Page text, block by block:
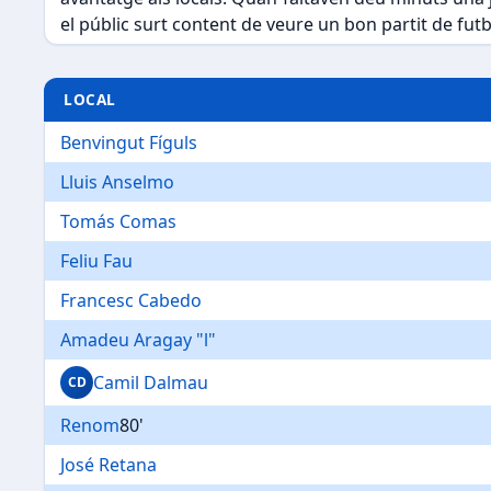
el públic surt content de veure un bon partit de
LOCAL
Benvingut Fíguls
Lluis Anselmo
Tomás Comas
Feliu Fau
Francesc Cabedo
Amadeu Aragay "l"
CD Camil Dalmau
Renom80'
José Retana